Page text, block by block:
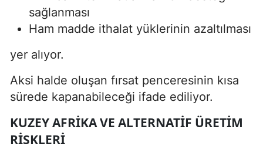
sağlanması
Ham madde ithalat yüklerinin azaltılması
yer alıyor.
Aksi halde oluşan fırsat penceresinin kısa
sürede kapanabileceği ifade ediliyor.
KUZEY AFRIKA VE ALTERNATIF ÜRETIM
RISKLERI